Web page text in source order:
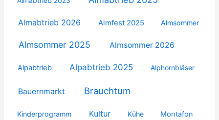
Almabtrieb 2026 Almfest 2025 Almsommer
Almsommer 2025 Almsommer 2026
Alpabtrieb Alpabtrieb 2025 Alphornbläser
Bauernmarkt Brauchtum
Kinderprogramm Kultur Kühe Montafon